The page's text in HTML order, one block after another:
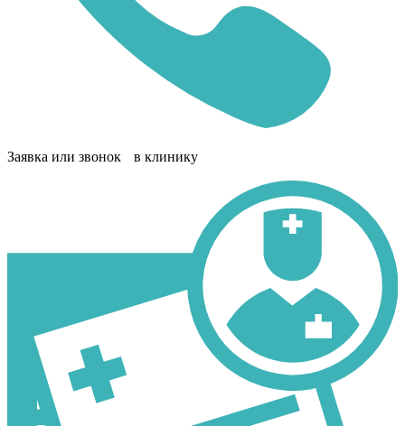
Заявка или звонок в клинику